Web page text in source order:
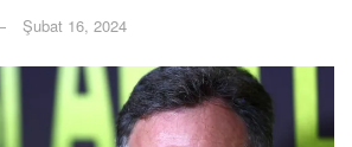
Şubat 16, 2024